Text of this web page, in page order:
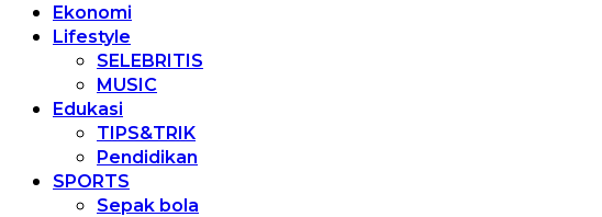
Ekonomi
Lifestyle
SELEBRITIS
MUSIC
Edukasi
TIPS&TRIK
Pendidikan
SPORTS
Sepak bola